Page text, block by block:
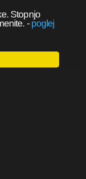
Stopnjo
-poglej